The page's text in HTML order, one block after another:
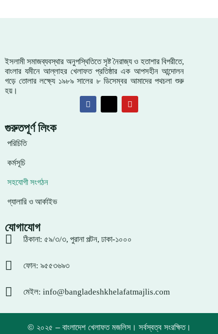
ইসলামী সমাজব্যবস্থার অনুপস্থিতিতে সৃষ্ট নৈরাজ্য ও হতাশার বিপরীতে,
বাংলার যমীনে আল্লাহর খেলাফত প্রতিষ্ঠার এক আপসহীন আন্দোলন
গড়ে তোলার লক্ষ্যে ১৯৮৯ সালের ৮ ডিসেম্বর আমাদের পথচলা শুরু
হয়।
গুরুতপূর্ণ লিংক
পরিচিতি
কর্মসূচি
সহযোগী সংগঠন
গ্যালারি ও আর্কাইভ
যোগাযোগ
ঠিকানা: ৫৯/৩/৩, পুরানা পল্টন, ঢাকা-১০০০
ফোন: ৯৫৫৩৬৯৩
মেইল: info@bangladeshkhelafatmajlis.com
© ২০২৫ – বাংলাদেশ খেলাফত মজলিস। সর্বস্বত্ব সংরক্ষিত।